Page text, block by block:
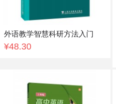
外语教学智慧科研方法入门
¥48.30